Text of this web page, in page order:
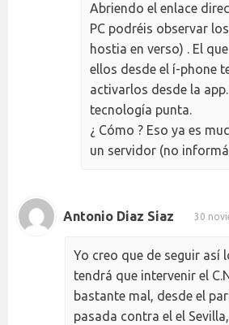
Abriendo el enlace
PC podréis observar
hostia en verso) . El
ellos desde el í-phone
activarlos desde la
tecnología punta.
¿ Cómo ? Eso ya es
un servidor (no
Antonio Diaz Siaz 30
Yo creo que de seguir así
tendrá que intervenir el
bastante mal, desde el
pasada contra el el